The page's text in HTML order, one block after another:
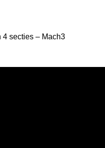
4 secties – Mach3